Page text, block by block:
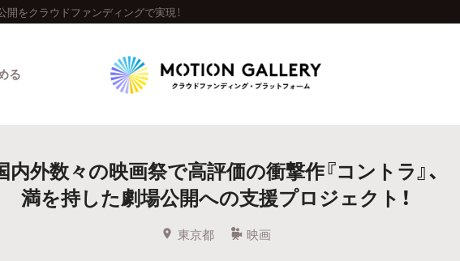
をクラウドファンディングで実現！
人気のプロジェクト 新着プロジェクト 終了間近のプロジェクト
Feature
る
内外数々の映画祭で高評価の衝撃作『コントラ』、
満を持した劇場公開への支援プロジェクト！
東京都 映画